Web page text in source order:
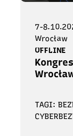
7-
Wrocław
OFFLINE
TAGI: